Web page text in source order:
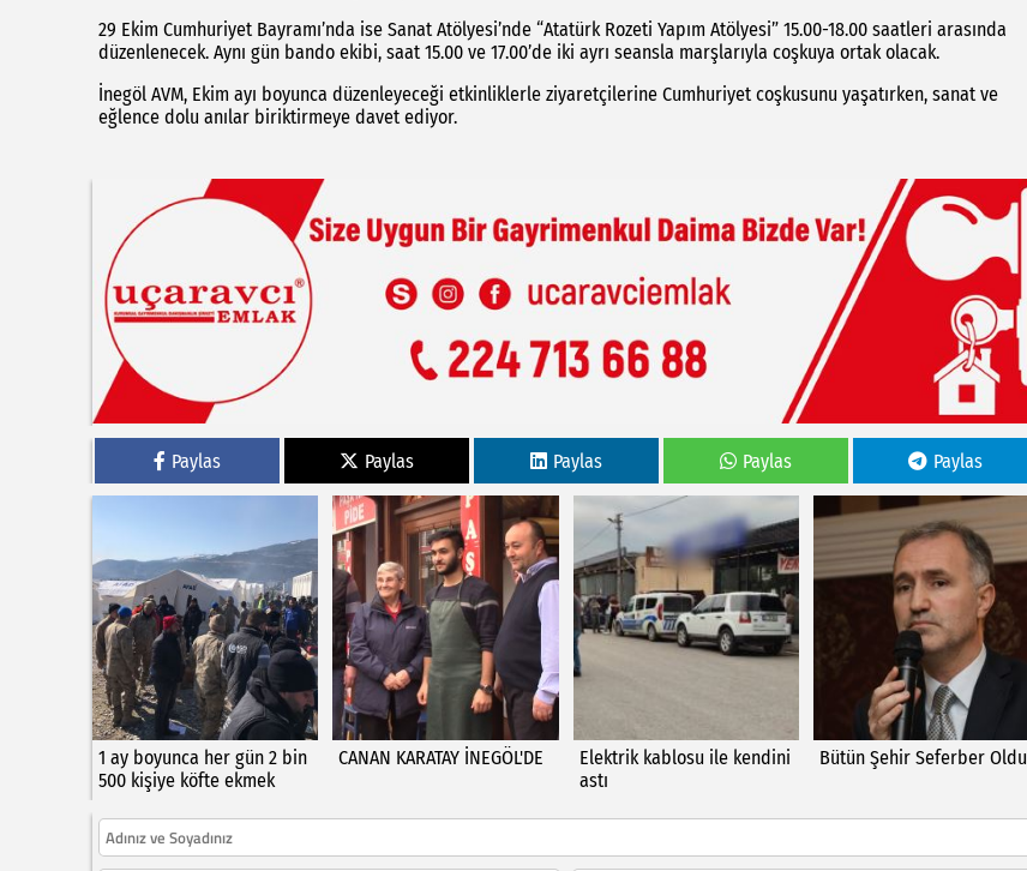
29 Ekim Cumhuriyet Bayramı’nda ise Sanat Atölyesi’nde “Atatürk Rozeti Yapım Atölyesi” 15.00-18.00 saatleri arasında
düzenlenecek. Aynı gün bando ekibi, saat 15.00 ve 17.00’de iki ayrı seansla marşlarıyla coşkuya ortak olacak.
İnegöl AVM, Ekim ayı boyunca düzenleyeceği etkinliklerle ziyaretçilerine Cumhuriyet coşkusunu yaşatırken, sanat ve
eğlence dolu anılar biriktirmeye davet ediyor.
Paylas Paylas Paylas Paylas Paylas
1 ay boyunca her gün 2 bin
500 kişiye köfte ekmek
CANAN KARATAY İNEGÖL'DE
Elektrik kablosu ile kendini
astı
Bütün Şehir Seferber Oldu